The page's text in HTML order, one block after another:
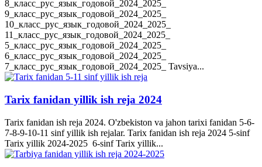
8_класс_рус_язык_годовой_2024_2025_
9_класс_рус_язык_годовой_2024_2025_
10_класс_рус_язык_годовой_2024_2025_
11_класс_рус_язык_годовой_2024_2025_
5_класс_рус_язык_годовой_2024_2025_
6_класс_рус_язык_годовой_2024_2025_
7_класс_рус_язык_годовой_2024_2025_ Tavsiya...
Tarix fanidan yillik ish reja 2024
Tarix fanidan ish reja 2024. O'zbekiston va jahon tarixi fanidan 5-6-
7-8-9-10-11 sinf yillik ish rejalar. Tarix fanidan ish reja 2024 5-sinf
Tarix yillik 2024-2025 6-sinf Tarix yillik...